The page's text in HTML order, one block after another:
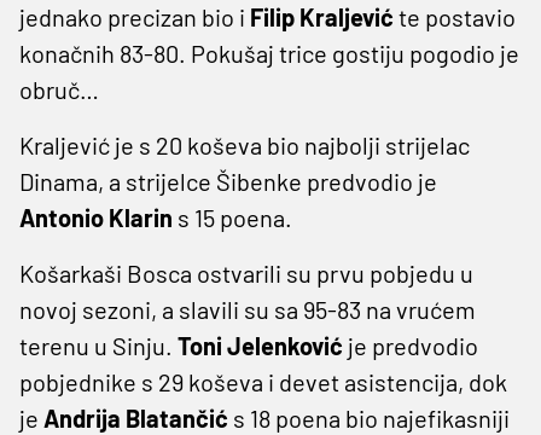
jednako precizan bio i Filip Kraljević te postavio
konačnih 83-80. Pokušaj trice gostiju pogodio je
obruč…
Kraljević je s 20 koševa bio najbolji strijelac
Dinama, a strijelce Šibenke predvodio je
Antonio Klarin s 15 poena.
Košarkaši Bosca ostvarili su prvu pobjedu u
novoj sezoni, a slavili su sa 95-83 na vrućem
terenu u Sinju. Toni Jelenković je predvodio
pobjednike s 29 koševa i devet asistencija, dok
je Andrija Blatančić s 18 poena bio najefikasniji